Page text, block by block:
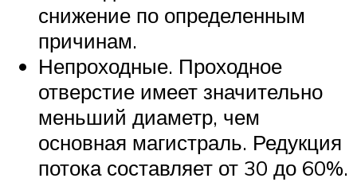
снижение по определенным
причинам.
Непроходные. Проходное
отверстие имеет значительно
меньший диаметр, чем
основная магистраль. Редукция
потока составляет от 30 до 60%.